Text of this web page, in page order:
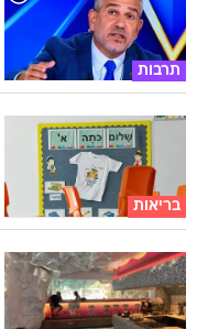
תרבות
בריאות